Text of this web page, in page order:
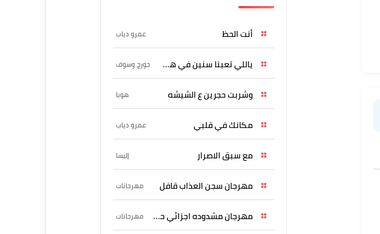
أنت الحظ عمرو دياب
ياللي تعبنا سنين في هواه جورج وسوف
وشربت حجرين ع الشيشه هوبا
مكانك في قلبي عمرو دياب
مع سبق الاصرار إليسا
مهرجان سجن العذاب قافل مهرجانات
مهرجان مشدوده اجزائي حربونى مهرجانات